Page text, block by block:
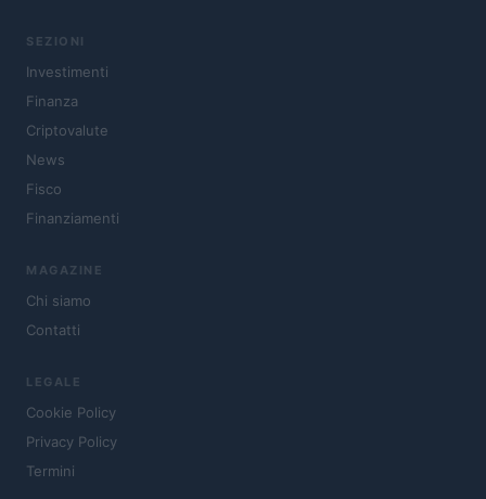
SEZIONI
Investimenti
Finanza
Criptovalute
News
Fisco
Finanziamenti
MAGAZINE
Chi siamo
Contatti
LEGALE
Cookie Policy
Privacy Policy
Termini